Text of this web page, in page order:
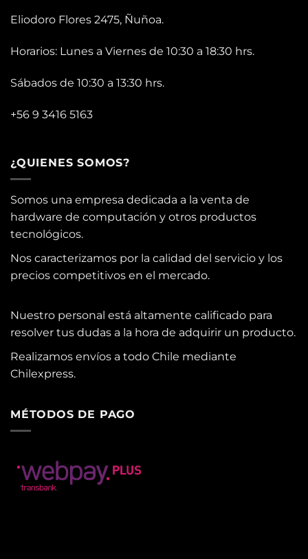
Eliodoro Flores 2475, Ñuñoa.
Horarios: Lunes a Viernes de 10:30 a 18:30 hrs.
Sábados de 10:30 a 13:30 hrs.
+56 9 3416 5163
¿QUIENES SOMOS?
Somos una empresa dedicada a la venta de
hardware de computación y otros productos
tecnológicos.
Nos caracterizamos por la calidad del servicio y los
precios competitivos en el mercado.
Nuestro personal está altamente calificado para
resolver tus dudas a la hora de adquirir un producto.
Realizamos envíos a todo Chile mediante
Chilexpress.
MÉTODOS DE PAGO